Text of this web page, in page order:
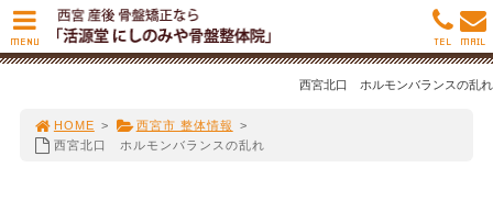
西宮北口 ホルモンバランスの乱れ
HOME > 西宮市 整体情報
>
西宮北口 ホルモンバランスの乱れ
MENU MAIL
TEL